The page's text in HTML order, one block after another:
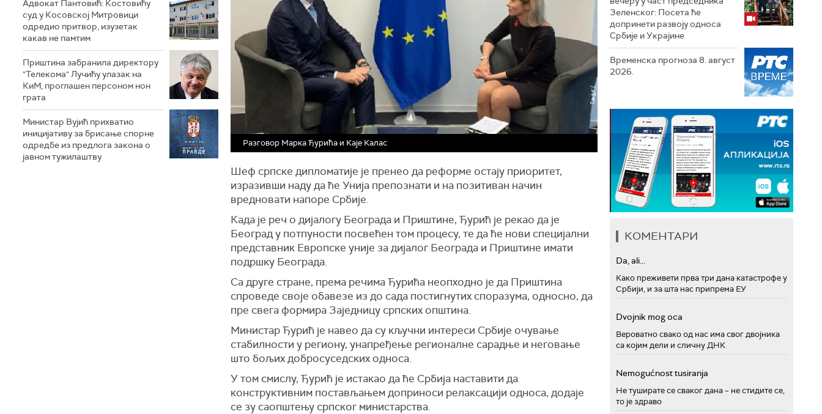
Адвокат Пантовић: Костовићу
суд у Косовској Митровици
одредио притвор, изузетак
какав не памтим
Приштина забранила директору
"Телекома" Лучићу улазак на
КиМ, проглашен персоном нон
грата
Министар Вујић прихватио
иницијативу за брисање спорне
одредбе из предлога закона o
јавном тужилаштву
Разговор Марка Ђурића и Каје Калас
Шеф српске дипломатије је пренео да реформе остају приоритет,
изразивши наду да ће Унија препознати и на позитиван начин
вредновати напоре Србије.
Када је реч о дијалогу Београда и Приштине, Ђурић је рекао да је
Београд у потпуности посвећен том процесу, те да ће нови специјални
представник Европске уније за дијалог Београда и Приштине имати
подршку Београда.
Са друге стране, према речима Ђурића неопходно је да Приштина
спроведе своје обавезе из до сада постигнутих споразума, односно, да
пре свега формира Заједницу српских општина.
Министар Ђурић је навео да су кључни интереси Србије очување
стабилности у региону, унапређење регионалне сарадње и неговање
што бољих добросуседских односа.
У том смислу, Ђурић је истакао да ће Србија наставити да
конструктивним постављањем доприноси релаксацији односа, додаје
се зу саопштењу српског министарства.
Зеленског: Посета ће
допринети развоју односа
Србије и Украјине
Временска прогноза 8. август
2026.
КОМЕНТАРИ
Da, ali...
Како преживети прва три дана катастрофе у
Србији, и за шта нас припрема ЕУ
Dvojnik mog oca
Вероватно свако од нас има свог двојника
са којим дели и сличну ДНК
Nemogućnost tusiranja
Не туширате се сваког дана – не стидите се,
то је здраво